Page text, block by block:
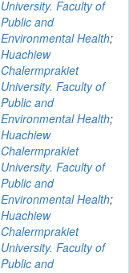
University. Faculty of
Public and
Environmental Health;
Huachiew
Chalermprakiet
University. Faculty of
Public and
Environmental Health;
Huachiew
Chalermprakiet
University. Faculty of
Public and
Environmental Health;
Huachiew
Chalermprakiet
University. Faculty of
Public and